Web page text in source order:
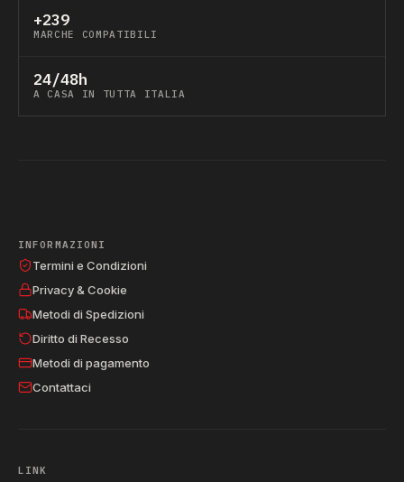
+239
MARCHE COMPATIBILI
24/48h
A CASA IN TUTTA ITALIA
INFORMAZIONI
Termini e Condizioni
Privacy & Cookie
Metodi di Spedizioni
Diritto di Recesso
Metodi di pagamento
Contattaci
LINK